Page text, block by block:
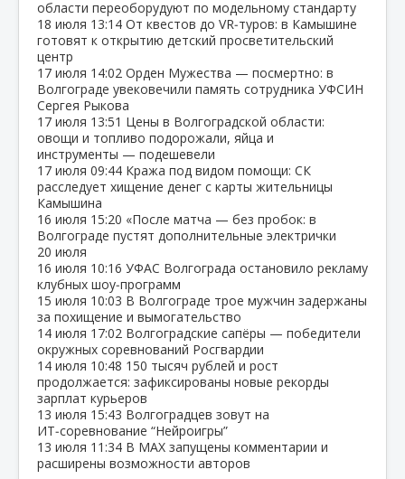
области переоборудуют по модельному стандарту
18 июля 13:14 От квестов до VR‑туров: в Камышине
готовят к открытию детский просветительский
центр
17 июля 14:02 Орден Мужества — посмертно: в
Волгограде увековечили память сотрудника УФСИН
Сергея Рыкова
17 июля 13:51 Цены в Волгоградской области:
овощи и топливо подорожали, яйца и
инструменты — подешевели
17 июля 09:44 Кража под видом помощи: СК
расследует хищение денег с карты жительницы
Камышина
16 июля 15:20 «После матча — без пробок: в
Волгограде пустят дополнительные электрички
20 июля
16 июля 10:16 УФАС Волгограда остановило рекламу
клубных шоу‑программ
15 июля 10:03 В Волгограде трое мужчин задержаны
за похищение и вымогательство
14 июля 17:02 Волгоградские сапёры — победители
окружных соревнований Росгвардии
14 июля 10:48 150 тысяч рублей и рост
продолжается: зафиксированы новые рекорды
зарплат курьеров
13 июля 15:43 Волгоградцев зовут на
ИТ‑соревнование “Нейроигры”
13 июля 11:34 В МАХ запущены комментарии и
расширены возможности авторов